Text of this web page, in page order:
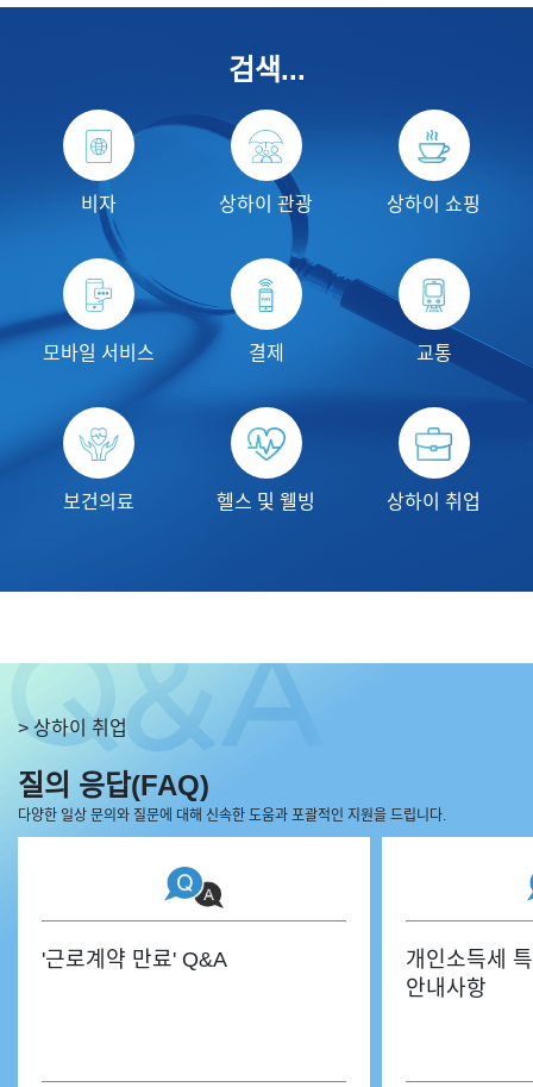
검색...
비자 상하이 관광 상하이 쇼핑
모바일 서비스 결제 교통
보건의료 헬스 및 웰빙 상하이 취업
> 상하이 취업
질의 응답(FAQ)
다양한 일상 문의와 질문에 대해 신속한 도움과 포괄적인 지원을 드립니다.
'근로계약 만료' Q&A
개인소득세
안내사항